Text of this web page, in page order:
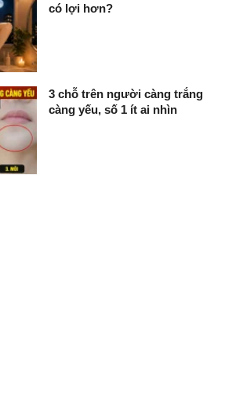
có lợi hơn?
3 chỗ trên người càng trắng
càng yếu, số 1 ít ai nhìn